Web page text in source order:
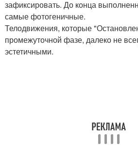
зафиксировать. До конца
самые фотогеничные.
Телодвижения, которые
промежуточной фазе, далеко не
эстетичными.